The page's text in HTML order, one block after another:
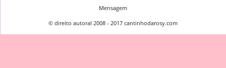
Mensagem
© direito autoral 2008 - 2017 cantinhodarosy.com